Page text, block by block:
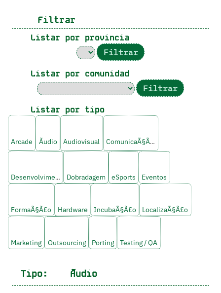
Filtrar
Listar por provincia
Listar por comunidad
Listar por tipo
Arcade Ãudio Audiovisual ComunicaÃ§Ã£o
Desenvolvimento Dobradagem eSports Eventos
FormaÃ§Ã£o Hardware IncubaÃ§Ã£o LocalizaÃ§Ã£o
Marketing Outsourcing Porting Testing / QA
Tipo: Ãudio